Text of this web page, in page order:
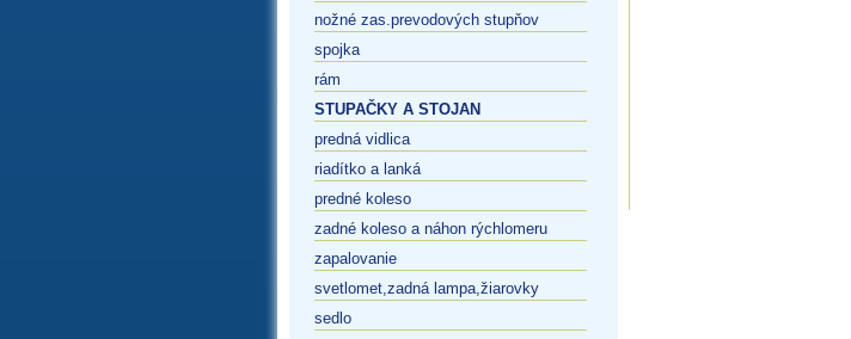
nožné zas.prevodových stupňov
spojka
rám
STUPAČKY A STOJAN
predná vidlica
riadítko a lanká
predné koleso
zadné koleso a náhon rýchlomeru
zapalovanie
svetlomet,zadná lampa,žiarovky
sedlo